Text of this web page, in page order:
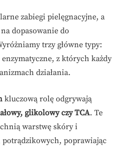
zabiegi pielęgnacyjne, a
dopasowanie do
trzy główne typy:
z których każdy
działania.
kluczową rolę odgrywają
glikolowy czy TCA. Te
warstwę skóry i
poprawiając